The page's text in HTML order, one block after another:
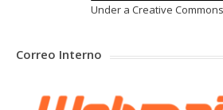
Under a Creative Commons
Correo Interno